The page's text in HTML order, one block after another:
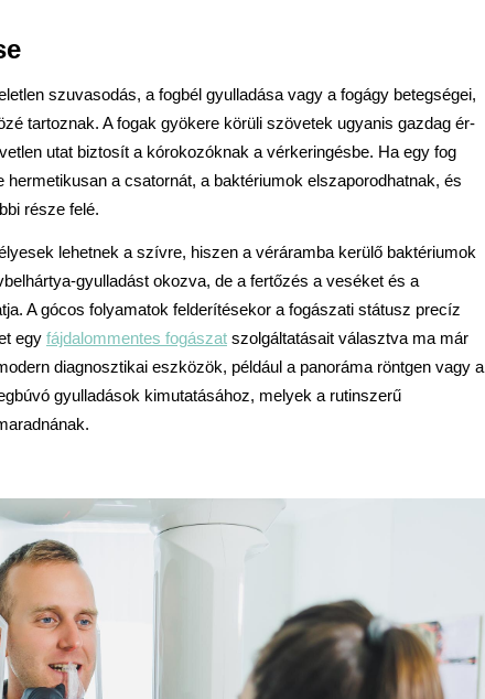
szuvasodás, a fogbél gyulladása vagy a fogágy betegségei,
tartoznak. A fogak gyökere körüli szövetek ugyanis gazdag ér-
utat biztosít a kórokozóknak a vérkeringésbe. Ha egy fog
a csatornát, a baktériumok elszaporodhatnak, és
része felé.
lehetnek a szívre, hiszen a véráramba kerülő baktériumok
gyulladást okozva, de a fertőzés a veséket és a
A gócos folyamatok felderítésekor a fogászati státusz precíz
egy fájdalommentes fogászat szolgáltatásait választva ma már
diagnosztikai eszközök, például a panoráma röntgen vagy a
gyulladások kimutatásához, melyek a rutinszerű